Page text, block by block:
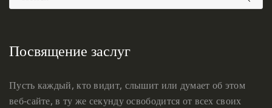
Посвящение заслуг
Пусть каждый, кто видит, слышит или думает об этом
веб-сайте, в ту же секунду освободится от всех своих